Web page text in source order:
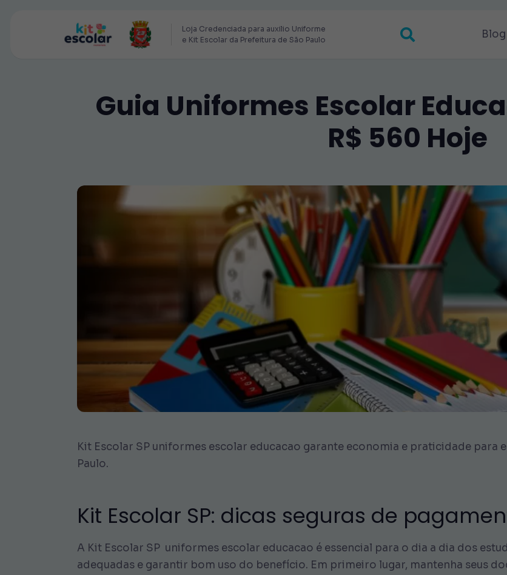
Loja Credenciada para auxilio Uniforme
e Kit Escolar da Prefeitura de São Paulo
Blog
Guia Uniformes Escolar
R$ 560 Hoje
Kit Escolar SP uniformes escolar educacao garante economia e praticidade para
Paulo.
Kit Escolar SP: dicas seguras de
A Kit Escolar SP uniformes escolar educacao é essencial para o dia a dia dos
adequadas e garantir bom uso do benefício. Em primeiro lugar, mantenha seus